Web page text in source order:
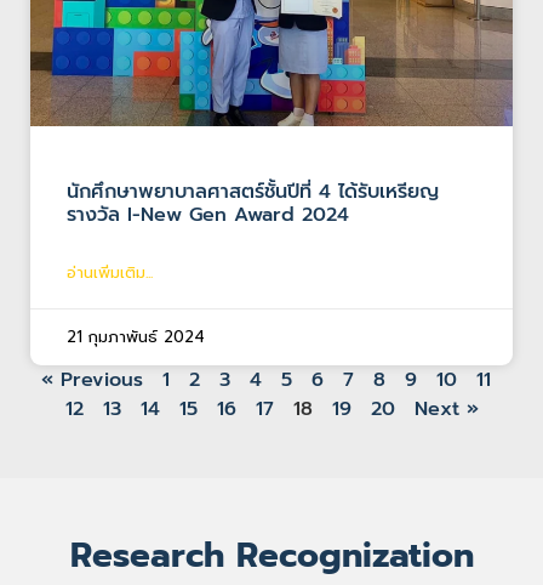
นักศึกษาพยาบาลศาสตร์ชั้นปีที่ 4 ได้รับเหรียญ
รางวัล I-New Gen Award 2024
อ่านเพิ่มเติม...
21 กุมภาพันธ์ 2024
« Previous 1 2 3 4 5 6 7 8 9 10
11
12
13 14 15 16 17 18 19 20 Next »
Research Recognization